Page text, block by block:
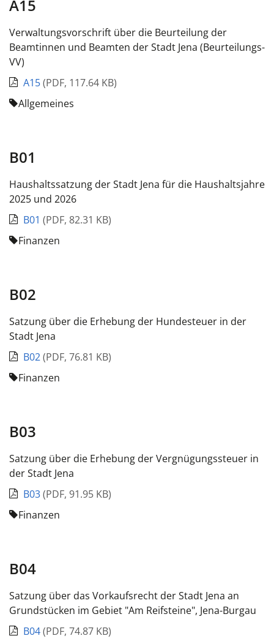
A15
Verwaltungsvorschrift über die Beurteilung der
Beamtinnen und Beamten der Stadt Jena (Beurteilungs-
VV)
A15(PDF, 117.64 KB)
Allgemeines
B01
Haushaltssatzung der Stadt Jena für die Haushaltsjahre
2025 und 2026
B01 (PDF, 82.31 KB)
Finanzen
B02
Satzung über die Erhebung der Hundesteuer in der
Stadt Jena
B02(PDF, 76.81 KB)
Finanzen
B03
Satzung über die Erhebung der Vergnügungssteuer in
der Stadt Jena
B03(PDF, 91.95 KB)
Finanzen
B04
Satzung über das Vorkaufsrecht der Stadt Jena an
Grundstücken im Gebiet "Am Reifsteine", Jena-Burgau
B04(PDF, 74.87 KB)